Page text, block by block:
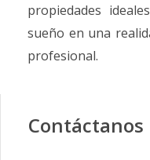
propiedades
sueño en una
profesional.
Contáctanos